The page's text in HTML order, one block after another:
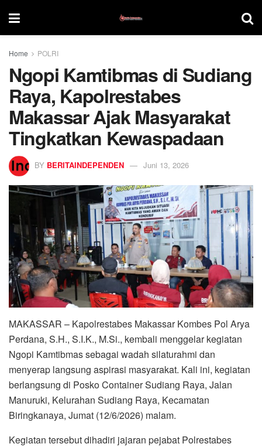
Home POLRI
Ngopi Kamtibmas di Sudiang
Raya, Kapolrestabes
Makassar Ajak Masyarakat
Tingkatkan Kewaspadaan
BY BERITAINDEPENDEN Juni 13, 2026
MAKASSAR – Kapolrestabes Makassar Kombes Pol Arya
Perdana, S.H., S.I.K., M.Si., kembali menggelar kegiatan
Ngopi Kamtibmas sebagai wadah silaturahmi dan
menyerap langsung aspirasi masyarakat. Kali ini, kegiatan
berlangsung di Posko Container Sudiang Raya, Jalan
Manuruki, Kelurahan Sudiang Raya, Kecamatan
Biringkanaya, Jumat (12/6/2026) malam.
Kegiatan tersebut dihadiri jajaran pejabat Polrestabes